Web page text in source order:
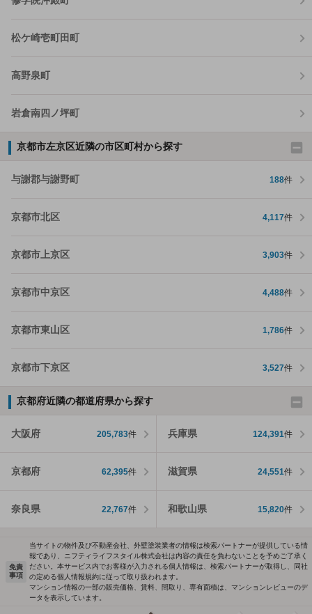
松ケ崎壱町田町
高野泉町
岩倉南四ノ坪町
京都市左京区近隣の市区町村から探す
与謝郡与謝野町 188件
京都市北区 4,117件
京都市上京区 3,903件
京都市中京区 4,488件
京都市東山区 1,786件
京都市下京区 3,527件
京都府近隣の都道府県から探す
大阪府 205,783件 兵庫県 124,391件
京都府 62,395件 滋賀県 24,551件
奈良県 22,767件 和歌山県 15,820件
免責
事項
当サイトの物件及び不動産会社、外壁塗装業者の情報は検索パートナーが提供している情
報であり、ニフティライフスタイル株式会社は内容の責任を負わないことを予めご了承く
ださい。本サービス内でお客様が入力される個人情報は、検索パートナーが取得し、同社
の定める個人情報規約に従って取り扱われます。
マンション情報の一部の販売価格、賃料、間取り、専有面積は、マンションレビューのデ
ータを表示しています。